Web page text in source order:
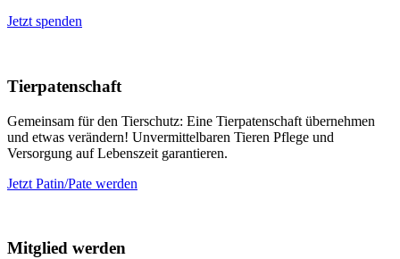
Jetzt spenden
Tierpatenschaft
Gemeinsam für den Tierschutz: Eine Tierpatenschaft übernehmen
und etwas verändern! Unvermittelbaren Tieren Pflege und
Versorgung auf Lebenszeit garantieren.
Jetzt Patin/Pate werden
Mitglied werden